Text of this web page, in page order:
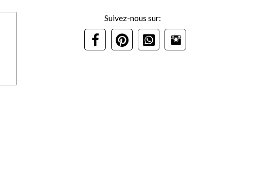
Suivez-nous sur: